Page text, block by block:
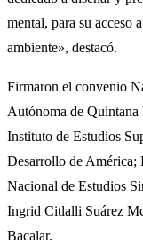
mental, para su acceso
ambiente», destacó.
Firmaron el convenio
Autónoma de
Instituto de Estudios
Desarrollo de América;
Nacional de Estudios
Ingrid Citlalli Suárez
Bacalar.